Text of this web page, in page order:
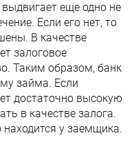
еще одно не
Если его нет, то
В качестве
залоговое
Таким образом, банк
займа. Если
достаточно высокую
в качестве залога.
у заемщика.